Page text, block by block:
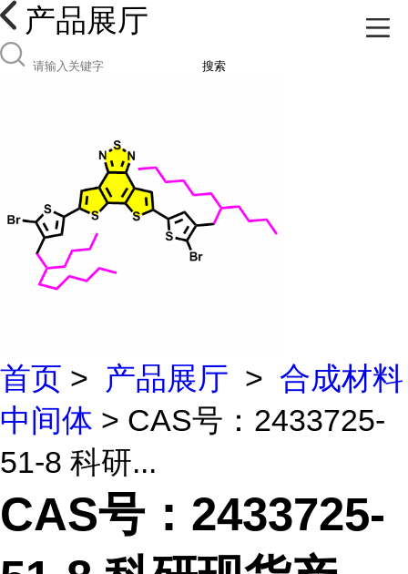
产品展厅
搜索
首页 > 产品展厅 > 合成材料
中间体 > CAS号：2433725-
51-8 科研...
CAS号：2433725-